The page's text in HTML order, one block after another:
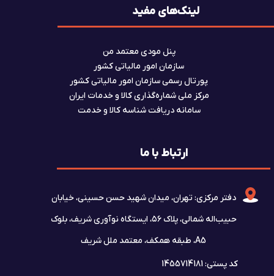
ارتباط با ما
دفتر مرکزی: تهران، میدان شهید حسن حسینی، خیابان
حبیب‌اله شمالی، پلاک ۵۶، ایستگاه نوآوری شریف، بلوک
A5، طبقه همکف، معتمد ملل شریف
کد پستی: 1455714181
لینک‌های مفید
پنل مودی معتمد من
سازمان امور مالیاتی کشور
پورتال رسمی سازمان امور مالیاتی کشور
مرکز ملی شماره‌گذاری کالا و خدمات ایران
سامانه دریافت شناسه کالا و خدمت